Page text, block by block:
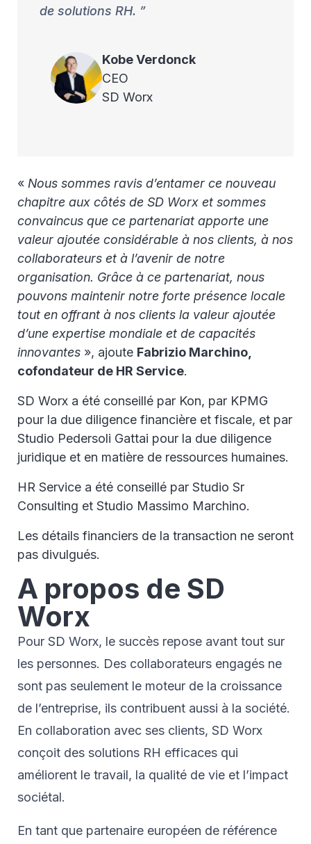
de solutions RH.
KobeVerdonck
CEO
SD Worx
« Nous sommes ravis d’entamer ce nouveau
chapitre aux côtés de SD Worx et sommes
convaincus que ce partenariat apporte une
valeur ajoutée considérable à nos clients, à nos
collaborateurs et à l’avenir de notre
organisation. Grâce à ce partenariat, nous
pouvons maintenir notre forte présence locale
tout en offrant à nos clients la valeur ajoutée
d’une expertise mondiale et de capacités
innovantes », ajoute Fabrizio Marchino,
cofondateur de HR Service.
SD Worx a été conseillé par Kon, par KPMG
pour la due diligence financière et fiscale, et par
Studio Pedersoli Gattai pour la due diligence
juridique et en matière de ressources humaines.
HR Service a été conseillé par Studio Sr
Consulting et Studio Massimo Marchino.
Les détails financiers de la transaction ne seront
pas divulgués.
A propos de SD
Worx
Pour SD Worx, le succès repose avant tout sur
les personnes. Des collaborateurs engagés ne
sont pas seulement le moteur de la croissance
de l’entreprise, ils contribuent aussi à la société.
En collaboration avec ses clients, SD Worx
conçoit des solutions RH efficaces qui
améliorent le travail, la qualité de vie et l’impact
sociétal.
En tant que partenaire européen de référence